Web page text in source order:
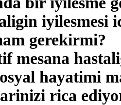
iyilesmesi
gerekirmi?
mesana
hayatimi
rica